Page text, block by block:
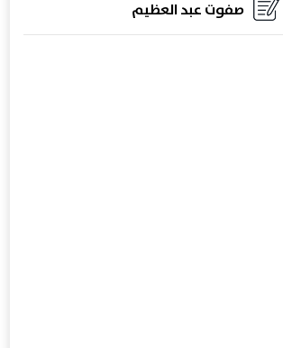
صفوت عبد العظيم